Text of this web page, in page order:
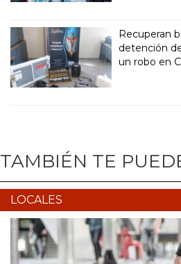
Recuperan
detención
un robo en
TAMBIÉN TE
LOCALES